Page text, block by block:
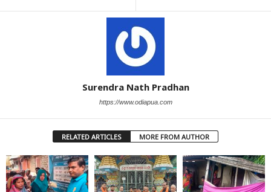
Surendra Nath Pradhan
https://www.odiapua.com
RELATED ARTICLES MORE FROM AUTHOR